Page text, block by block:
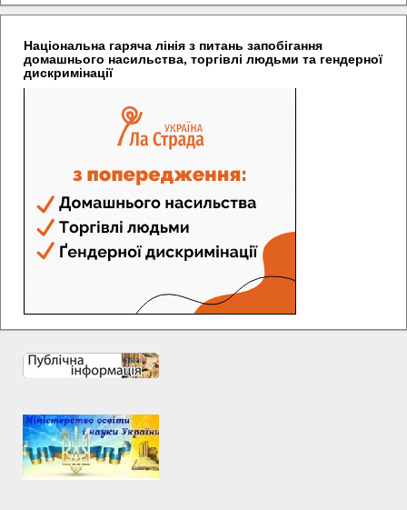
Національна гаряча лінія з питань запобігання
домашнього насильства, торгівлі людьми та гендерної
дискримінації